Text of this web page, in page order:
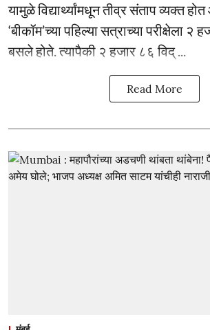
यामुळे विद्यार्थ्यांमधून तीव्र संताप व्यक्त
‘बीकॉम’च्या पहिल्या सत्राच्या परीक्षेला २
बसले होते. त्यापैकी २ हजार ८६ विद् ...
Read More